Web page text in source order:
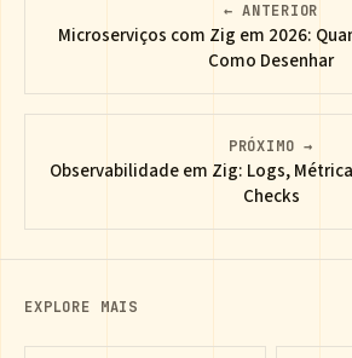
← ANTERIOR
Microserviços com Zig em 2026:
Como Desenhar
PRÓXIMO →
Observabilidade em Zig: Logs,
Checks
EXPLORE MAIS